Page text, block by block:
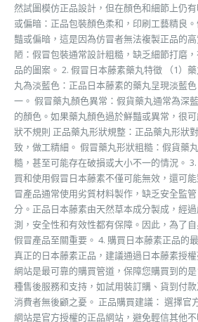
然試圖模仿正品設計，但在顏色和細節上仍
或偏暗：正品包裝顏色柔和，印刷工藝精良
豔或偏暗，這是因為仿冒者無法複製正品的
陋：假冒包裝通常設計粗糙，缺乏細節打磨
品的圖案。 2. 假冒日本藤素藥丸特徵 （1）
丸為淡藍色：正品日本藤素的藥丸呈現淡藍
一。 假冒藥丸顏色異常：假貨藥丸通常為深
的顏色。如果藥丸顏色過於鮮豔或異常，很
狀不規則 正品藥丸形狀規整：正品藥丸形狀
致，做工精細。 假冒藥丸形狀粗糙：假貨藥
糙，甚至可能存在破損或大小不一的情況。
買和使用假冒日本藤素不僅可能無效，還可
冒產品通常使用劣質材料製作，缺乏安全監
分。正品日本藤素由天然草本成分製成，經
測，安全性和有效性都有保障。因此，為了
假冒產品至關重要。 4. 購買日本藤素正品的
真正的日本藤素正品，建議通過日本藤素授
網站是最可靠的購買管道，保障您購買到的
種售後服務和支持，如試用裝訂購、貨到付
消費者無後顧之憂。 正品購買建議： 選擇官
網站是官方授權的正品網站，避免輕信其他